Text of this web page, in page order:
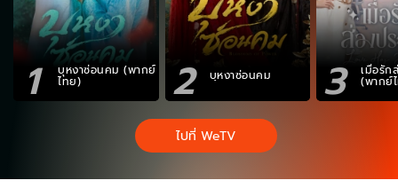
1 บุหงาซ่อนคม (พากย์
ไทย) 2 บุหงาซ่อนคม 3 เมื่อรัก
(พากย์
ไปที่ WeTV